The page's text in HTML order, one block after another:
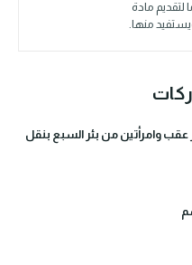
لتقديم مادة
منها.
وامرأتين من بئر السبع بنقل